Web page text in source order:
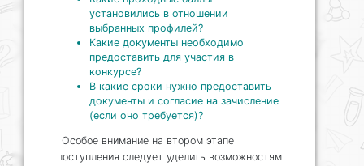
установились в отношении
выбранных профилей?
Какие документы необходимо
предоставить для участия в
конкурсе?
В какие сроки нужно предоставить
документы и согласие на зачисление
(если оно требуется)?
Особое внимание на втором этапе
поступления следует уделить возможностям